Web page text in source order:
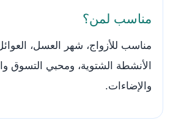
مناسب لمن؟
مناسب للأزواج، شهر العسل،
الأنشطة الشتوية، ومحبي التسوق
والإضاءات.